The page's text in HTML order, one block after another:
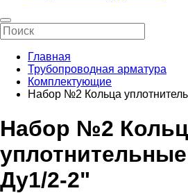
Главная
Трубопроводная арматура
Комплектующие
Набор №2 Кольца
Набор №2
уплотнительные
Ду1/2-2"